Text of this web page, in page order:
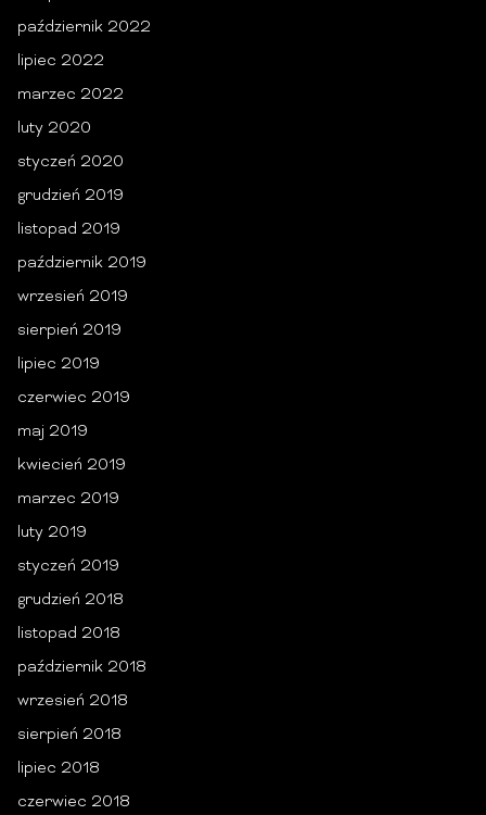
październik 2022
lipiec 2022
marzec 2022
luty 2020
styczeń 2020
grudzień 2019
listopad 2019
październik 2019
wrzesień 2019
sierpień 2019
lipiec 2019
czerwiec 2019
maj 2019
kwiecień 2019
marzec 2019
luty 2019
styczeń 2019
grudzień 2018
listopad 2018
październik 2018
wrzesień 2018
sierpień 2018
lipiec 2018
czerwiec 2018